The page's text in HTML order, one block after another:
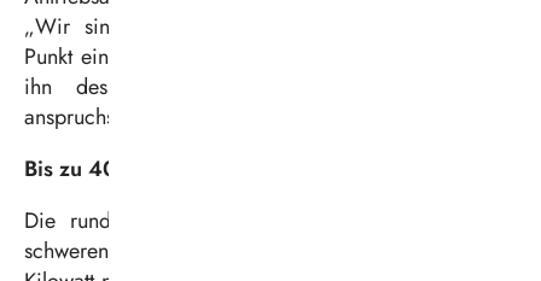
„Wir sind überzeugt, dass Wasserstoff in diesem
Punkt eine Schlüsselrolle einnehmen kann, und testen
ihn deshalb intensiv in unserem topografisch
anspruchsvollen Bedienungsgebiet im Realbetrieb.“
Bis zu 400 Kilometer Reichweite
Die rund 12 Meter langen und knapp 14 Tonnen
schweren Busse mit einer Antriebsleistung von 250